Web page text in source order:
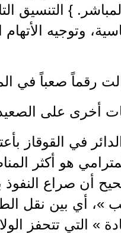
} التنسيق
وتوجيه
رقماً صعباً في
أخرى على
في القوقاز
المترامي هو أكثر
أن صراع النفوذ
»، أي بين نقل
» التي تتحفز